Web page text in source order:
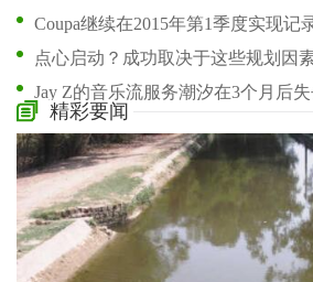
点心启动？成功取决于这些规划因素
Jay Z的音乐流服务潮汐在3个月后
picpal是你的自拍照棍子的长途
柔软的暗示上个月遭到破坏的暗示
优步的承包商战斗：这是宽广的“按
由愤怒推动：为什么社交媒体最终
精彩要闻